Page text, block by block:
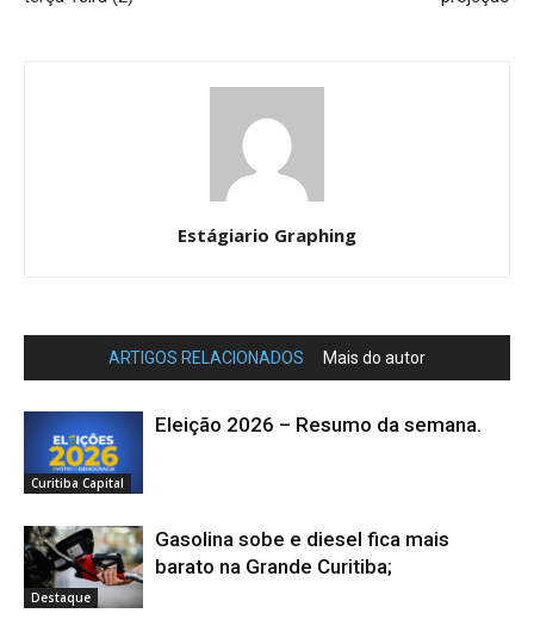
Estágiario Graphing
ARTIGOS RELACIONADOS Mais do autor
Curitiba Capital
Eleição 2026 – Resumo da semana.
Destaque
Gasolina sobe e diesel fica mais
barato na Grande Curitiba;